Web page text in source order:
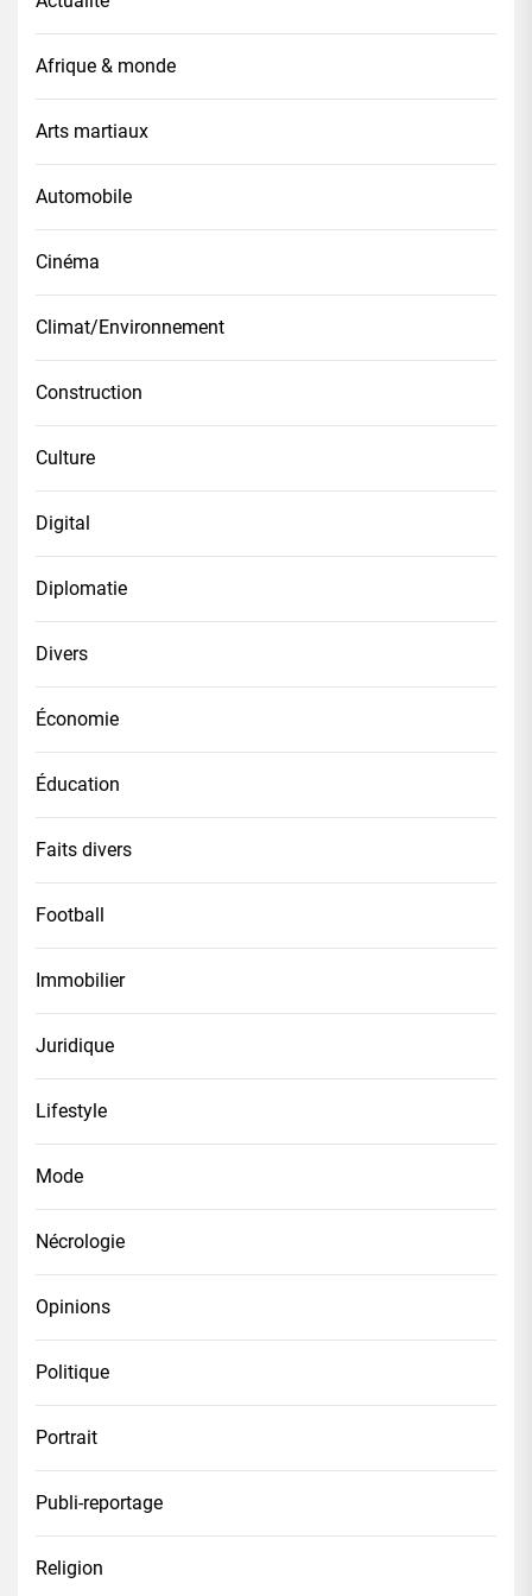
Afrique & monde
Arts martiaux
Automobile
Cinéma
Climat/Environnement
Construction
Culture
Digital
Diplomatie
Divers
Économie
Éducation
Faits divers
Football
Immobilier
Juridique
Lifestyle
Mode
Nécrologie
Opinions
Politique
Portrait
Publi-reportage
Religion